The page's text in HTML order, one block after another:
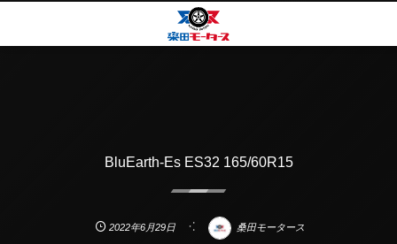
BluEarth-Es ES32 165/60R15
2022年6月29日 桑田モータース